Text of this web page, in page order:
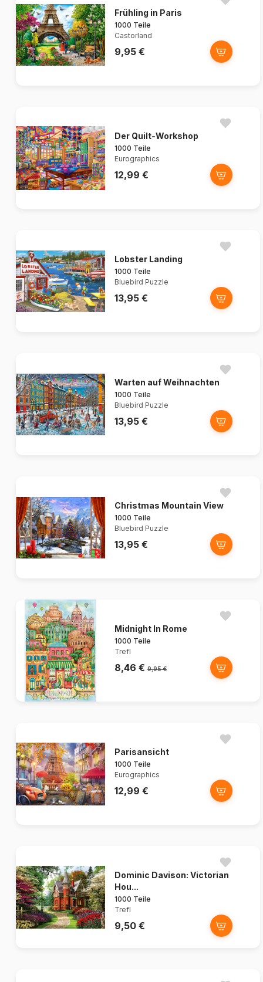
Frühling in Paris
1000 Teile
Castorland
9,95 €
Der Quilt-Workshop
1000 Teile
Eurographics
12,99 €
Lobster Landing
1000 Teile
Bluebird Puzzle
13,95 €
Warten auf Weihnachten
1000 Teile
Bluebird Puzzle
13,95 €
Christmas Mountain View
1000 Teile
Bluebird Puzzle
13,95 €
Midnight In Rome
1000 Teile
Trefl
8,46 € 9,95 €
Parisansicht
1000 Teile
Eurographics
12,99 €
Dominic Davison: Victorian
Hou...
1000 Teile
Trefl
9,50 €